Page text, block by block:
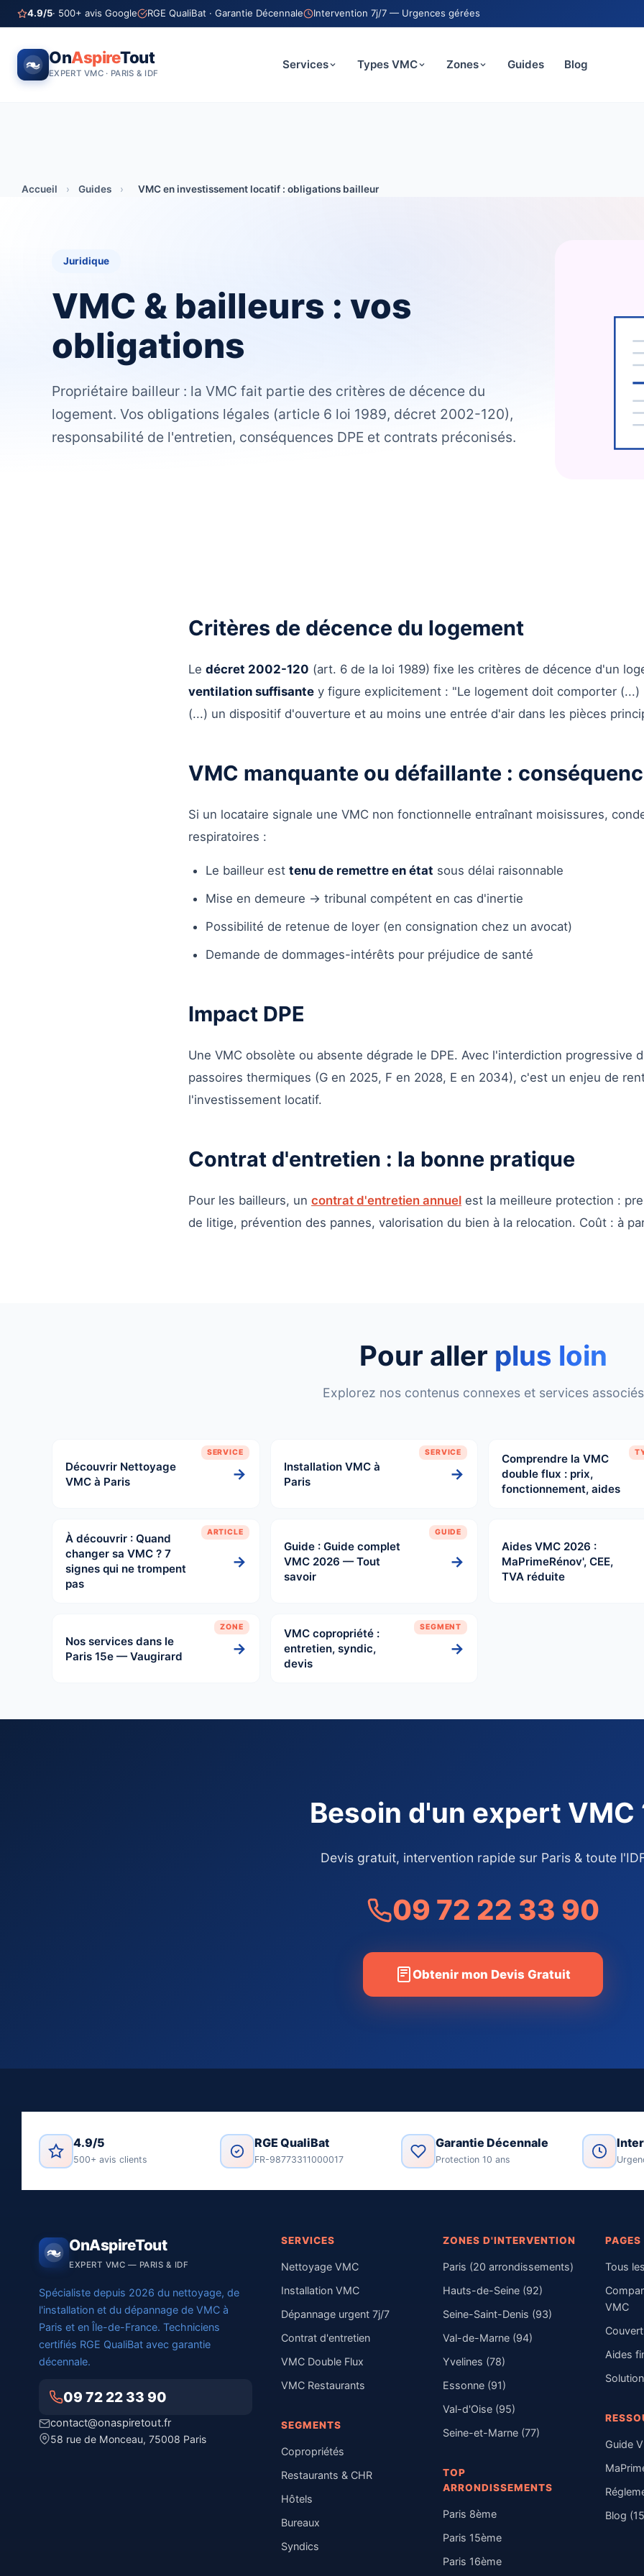
4.9/5· 500+ avis Google RGE QualiBat · Garantie Décennale Intervention 7j/7 — Urgences gérées
OnAspireTout
EXPERT VMC · PARIS & IDF
Services Types VMC Zones Guides Blog
Accueil › Guides › VMC en investissement locatif : obligations bailleur
Juridique
VMC & bailleurs : vos
obligations
Propriétaire bailleur : la VMC fait partie des critères de décence du
logement. Vos obligations légales (article 6 loi 1989, décret 2002-120),
responsabilité de l'entretien, conséquences DPE et contrats préconisés.
Critères de décence du logement
Le décret 2002-120 (art. 6 de la loi 1989) fixe les critères de décence d'un
ventilation suffisante y figure explicitement : "Le logement doit comporter
(...) un dispositif d'ouverture et au moins une entrée d'air dans les pièces
VMC manquante ou défaillante :
Si un locataire signale une VMC non fonctionnelle entraînant moisissures,
respiratoires :
Le bailleur est tenu de remettre en état sous délai raisonnable
Mise en demeure → tribunal compétent en cas d'inertie
Possibilité de retenue de loyer (en consignation chez un avocat)
Demande de dommages-intérêts pour préjudice de santé
Impact DPE
Une VMC obsolète ou absente dégrade le DPE. Avec l'interdiction progressive
passoires thermiques (G en 2025, F en 2028, E en 2034), c'est un enjeu de
l'investissement locatif.
Contrat d'entretien : la bonne pratique
Pour les bailleurs, un contrat d'entretien annuel est la meilleure protection :
de litige, prévention des pannes, valorisation du bien à la relocation. Coût : à
Pour aller plus loin
Explorez nos contenus connexes et services associés
SERVICE
Découvrir Nettoyage
VMC à Paris
→
SERVICE
Installation VMC à
Paris
→
Comprendre la VMC
double flux : prix,
fonctionnement, aides
ARTICLE
À découvrir : Quand
changer sa VMC ? 7
signes qui ne trompent
pas
→
GUIDE
Guide : Guide complet
VMC 2026 — Tout
savoir
→
Aides VMC 2026 :
MaPrimeRénov', CEE,
TVA réduite
ZONE
Nos services dans le
Paris 15e — Vaugirard
→
SEGMENT
VMC copropriété :
entretien, syndic,
devis
→
Besoin d'un expert VMC
Devis gratuit, intervention rapide sur Paris & toute
09 72 22 33 90
Obtenir mon Devis Gratuit
4.9/5
500+ avis clients
RGE QualiBat
FR-98773311000017
Garantie Décennale
Protection 10 ans
OnAspireTout
EXPERT VMC — PARIS & IDF
Spécialiste depuis 2026 du nettoyage, de
l'installation et du dépannage de VMC à
Paris et en Île-de-France. Techniciens
certifiés RGE QualiBat avec garantie
décennale.
09 72 22 33 90
contact@onaspiretout.fr
58 rue de Monceau, 75008 Paris
SERVICES
Nettoyage VMC
Installation VMC
Dépannage urgent 7j/7
Contrat d'entretien
VMC Double Flux
VMC Restaurants
SEGMENTS
Copropriétés
Restaurants & CHR
Hôtels
Bureaux
Syndics
ZONES D'INTERVENTION
Paris (20 arrondissements)
Hauts-de-Seine (92)
Seine-Saint-Denis (93)
Val-de-Marne (94)
Yvelines (78)
Essonne (91)
Val-d'Oise (95)
Seine-et-Marne (77)
TOP
ARRONDISSEMENTS
Paris 8ème
Paris 15ème
Paris 16ème
PAGES
Tous
VMC
Aides
Guide
Blog